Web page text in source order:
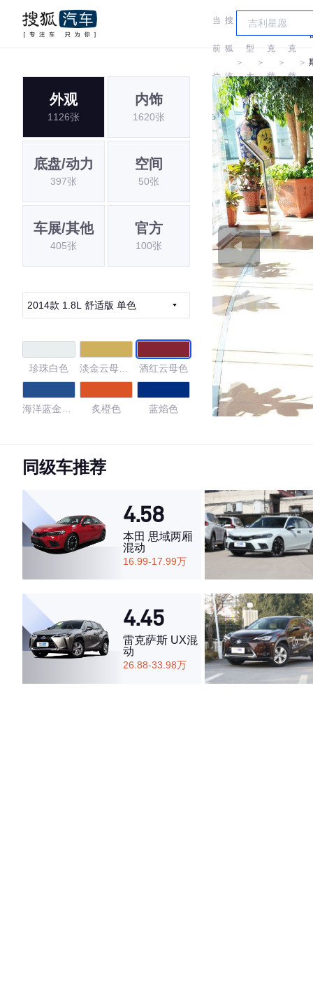
当
前
位
置:
搜
狐
汽
车
＞
车
型
大
全
＞
雷
克
萨
斯
＞
克
萨
斯
＞
外观
1126张
内饰
1620张
底盘/动力
397张
空间
50张
车展/其他
405张
官方
100张
2014款 1.8L 舒适版 单色
珍珠白色
淡金云母金
酒红云母色
海洋蓝金属
炙橙色 蓝焰色
4.23
·外观表现一般，低于58%同级车
·内饰表现一般，低于72%同级车
·空间表现一般，低于72%同级车
同级车推荐
4.58
本田 思域两厢
混动
16.99-17.99万
4.45
雷克萨斯 UX混
动
26.88-33.98万